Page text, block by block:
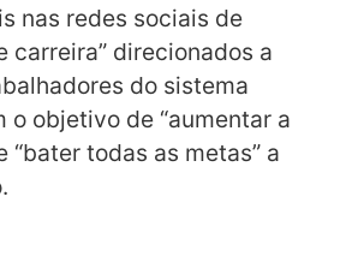
nas redes sociais de
carreira” direcionados a
do sistema
o objetivo de “aumentar a
“bater todas as metas” a